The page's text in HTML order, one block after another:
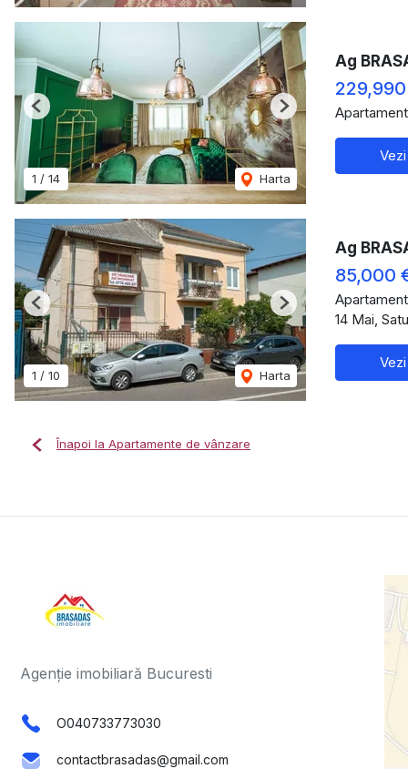
1 / 14 Harta
Previous Next
Ag
1 / 10 Harta
Previous Next
Ag
85,000
14 Mai,
Înapoi la Apartamente de vânzare
Agenție imobiliară Bucuresti
O040733773030
contactbrasadas@gmail.com